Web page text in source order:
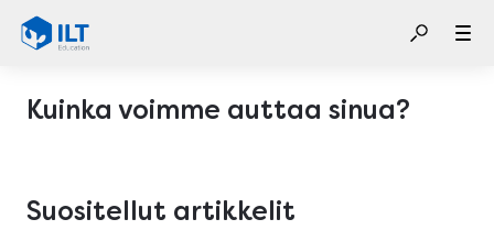
Kuinka voimme auttaa sinua?
Suositellut artikkelit